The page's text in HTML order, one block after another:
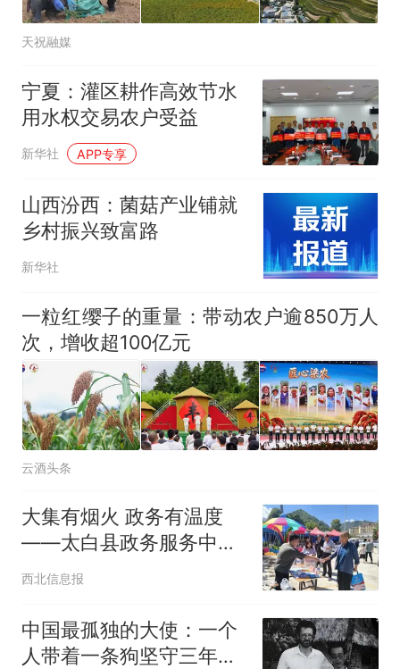
天祝融媒
宁夏：灌区耕作高效节水
用水权交易农户受益
新华社 APP专享
山西汾西：菌菇产业铺就
乡村振兴致富路
新华社
一粒红缨子的重量：带动农户逾850万人
次，增收超100亿元
云酒头条
大集有烟火 政务有温度
——太白县政务服务中心
在鹦鸽镇物资交流会上开
西北信息报
中国最孤独的大使：一个
人带着一条狗坚守三年，